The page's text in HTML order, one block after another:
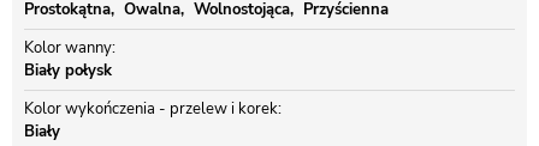
Prostokątna
Owalna Wolnostojąca
Przyścienna
Kolor wanny
Biały połysk
Kolor wykończenia - przelew i korek
Biały